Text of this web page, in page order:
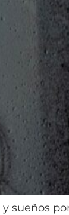
sueños